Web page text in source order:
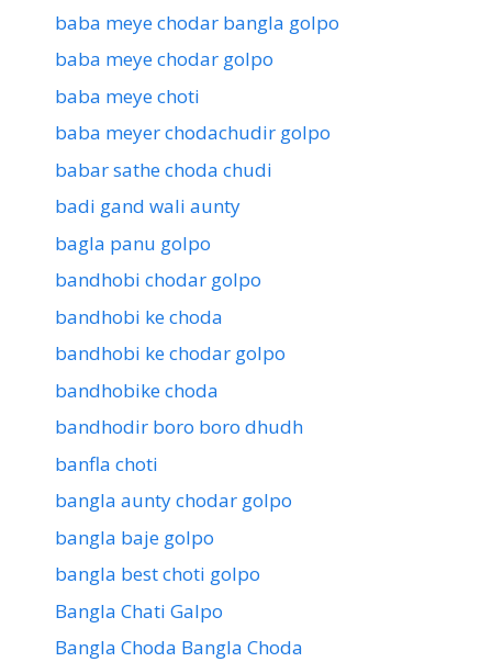
baba meye chodar bangla golpo
baba meye chodar golpo
baba meye choti
baba meyer chodachudir golpo
babar sathe choda chudi
badi gand wali aunty
bagla panu golpo
bandhobi chodar golpo
bandhobi ke choda
bandhobi ke chodar golpo
bandhobike choda
bandhodir boro boro dhudh
banfla choti
bangla aunty chodar golpo
bangla baje golpo
bangla best choti golpo
Bangla Chati Galpo
Bangla Choda Bangla Choda